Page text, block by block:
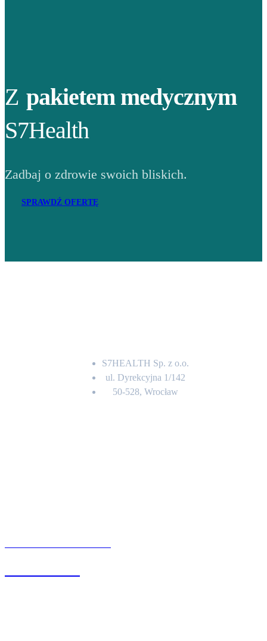
Z pakietem medycznym
S7Health
Zadbaj o zdrowie swoich bliskich.
SPRAWDŹ OFERTĘ
S7HEALTH Sp. z o.o.
ul. Dyrekcyjna 1/142
50-528, Wrocław